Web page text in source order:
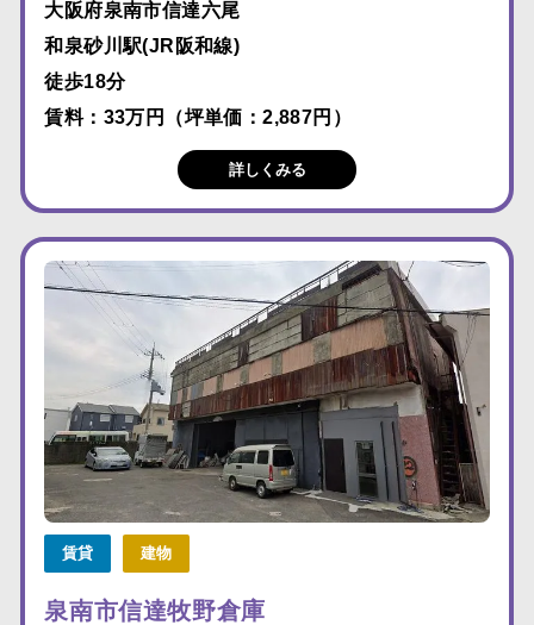
大阪府泉南市信達六尾
和泉砂川駅(JR阪和線)
徒歩18分
賃料：33万円（坪単価：2,887円）
詳しくみる
賃貸 建物
泉南市信達牧野倉庫